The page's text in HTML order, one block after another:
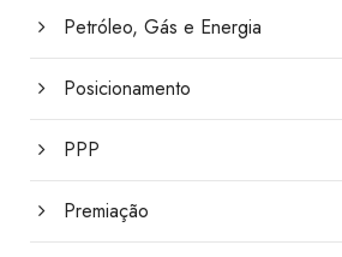
Petróleo, Gás e Energia
Posicionamento
PPP
Premiação